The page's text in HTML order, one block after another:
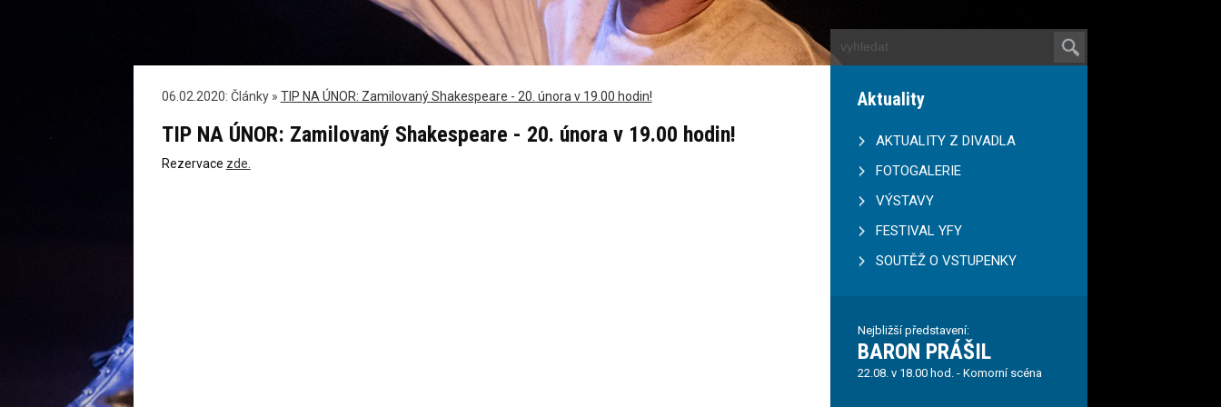
06.02.2020: Články » TIP NA ÚNOR: Zamilovaný Shakespeare - 20. února v 19.00 hodin!
TIP NA ÚNOR: Zamilovaný Shakespeare - 20. února v 19.00 hodin!
Rezervace zde.
Aktuality
AKTUALITY Z DIVADLA
FOTOGALERIE
VÝSTAVY
FESTIVAL YFY
SOUTĚŽ O VSTUPENKY
Nejbližší představení:
BARON PRÁŠIL
22.08. v 18.00 hod. - Komorní scéna